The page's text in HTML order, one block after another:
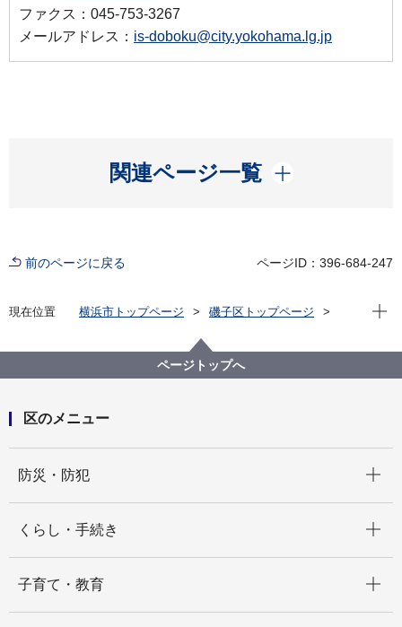
ファクス：045-753-3267
メールアドレス： is-doboku@city.yokohama.lg.jp
関連ページ一覧
開く
前のページに戻る ページID：396-684-247
現在位置 横浜市トップページ
磯子区トップページ
土木事務所の仕事
現在
ページトップへ
区のメニュー
防災・防犯
くらし・手続き
子育て・教育